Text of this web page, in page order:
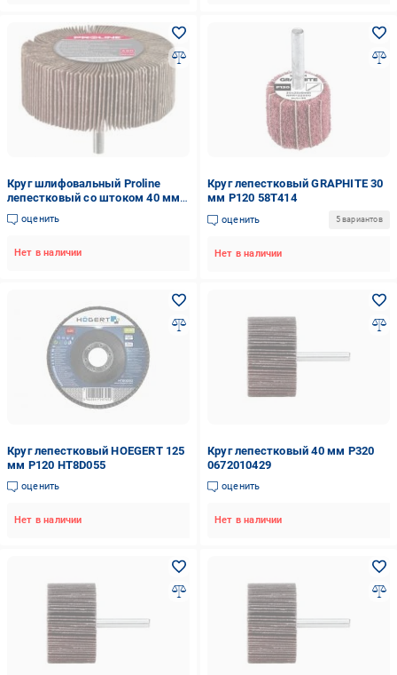
Круг шлифовальный Proline
лепестковый со штоком 40 мм
P100 44824
оценить
Нет в наличии
Круг лепестковый GRAPHITE 30
мм P120 58T414
оценить 5 вариантов
Нет в наличии
Круг лепестковый HOEGERT 125
мм P120 HT8D055
оценить
Нет в наличии
Круг лепестковый 40 мм P320
0672010429
оценить
Нет в наличии